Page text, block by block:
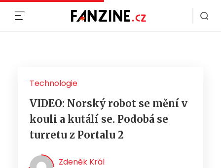
Technologie
VIDEO: Norský robot se mění v
kouli a kutálí se. Podobá se
turretu z Portalu 2
Zdeněk Král